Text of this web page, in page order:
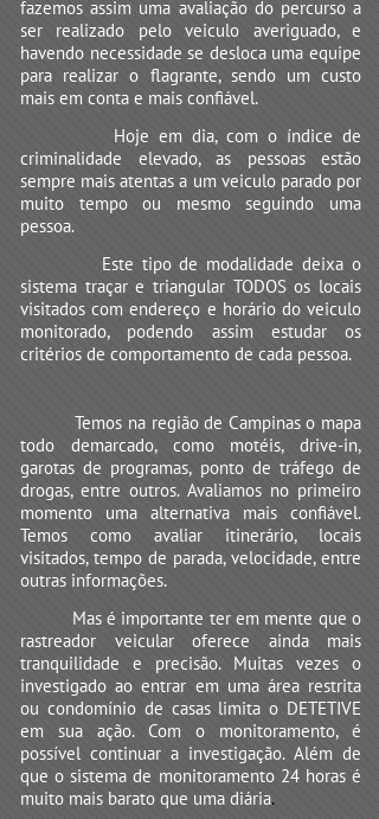
fazemos assim uma avaliação do percurso a
ser realizado pelo veiculo averiguado, e
havendo necessidade se desloca uma equipe
para realizar o flagrante, sendo um custo
mais em conta e mais confiável.
Hoje em dia, com o índice de
criminalidade elevado, as pessoas estão
sempre mais atentas a um veiculo parado por
muito tempo ou mesmo seguindo uma
pessoa.
Este tipo de modalidade deixa o
sistema traçar e triangular TODOS os locais
visitados com endereço e horário do veiculo
monitorado, podendo assim estudar os
critérios de comportamento de cada pessoa.
Temos na região de Campinas o mapa
todo demarcado, como motéis, drive-in,
garotas de programas, ponto de tráfego de
drogas, entre outros. Avaliamos no primeiro
momento uma alternativa mais confiável.
Temos como avaliar itinerário, locais
visitados, tempo de parada, velocidade, entre
outras informações.
Mas é importante ter em mente que o
rastreador veicular oferece ainda mais
tranquilidade e precisão. Muitas vezes o
investigado ao entrar em uma área restrita
ou condomínio de casas limita o DETETIVE
em sua ação. Com o monitoramento, é
possível continuar a investigação. Além de
que o sistema de monitoramento 24 horas é
muito mais barato que uma diária.